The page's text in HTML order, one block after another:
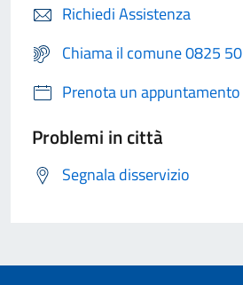
Richiedi Assistenza
Chiama il comune 0825
Prenota un appuntamento
Problemi in città
Segnala disservizio